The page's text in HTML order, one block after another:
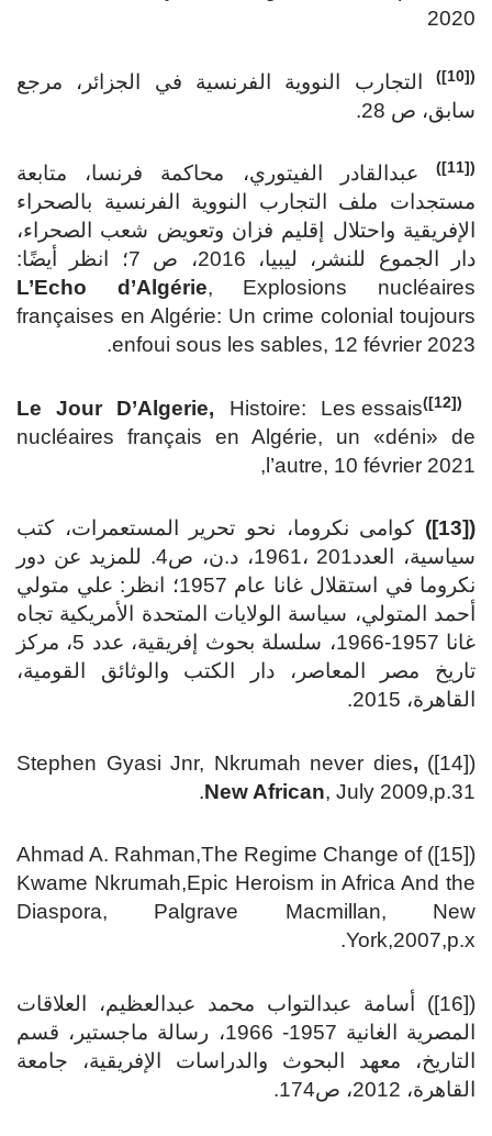
2020
([10])
التجارب النووية الفرنسية في الجزائر، مرجع
سابق، ص 28.
([11])
عبدالقادر الفيتوري، محاكمة فرنسا، متابعة
مستجدات ملف التجارب النووية الفرنسية بالصحراء
الإفريقية واحتلال إقليم فزان وتعويض شعب الصحراء،
دار الجموع للنشر، ليبيا، 2016، ص 7؛ انظر أيضًا:
L’Echo d’Algérie, Explosions nucléaires
françaises en Algérie: Un crime colonial toujours
enfoui sous les sables, 12 février 2023.
([12])
Le Jour D’Algerie, Histoire: Les essais
nucléaires français en Algérie, un «déni» de
l’autre, 10 février 2021,
([13])
كوامى نكروما، نحو تحرير المستعمرات، كتب
سياسية، العدد201 ،1961، د.ن، ص4. للمزيد عن دور
نكروما في استقلال غانا عام 1957؛ انظر: علي متولي
أحمد المتولي، سياسة الولايات المتحدة الأمريكية تجاه
غانا 1957-1966، سلسلة بحوث إفريقية، عدد 5، مركز
تاريخ مصر المعاصر، دار الكتب والوثائق القومية،
القاهرة، 2015.
([14]) Stephen Gyasi Jnr, Nkrumah never dies
,
New African, July 2009,p.31.
([15]) Ahmad A. Rahman,The Regime Change of
Kwame Nkrumah,Epic Heroism in Africa And the
Diaspora, Palgrave Macmillan, New
York,2007,p.x.
([16]) أسامة عبدالتواب محمد عبدالعظيم، العلاقات
المصرية الغانية 1957- 1966، رسالة ماجستير، قسم
التاريخ، معهد البحوث والدراسات الإفريقية، جامعة
القاهرة، 2012، ص174.